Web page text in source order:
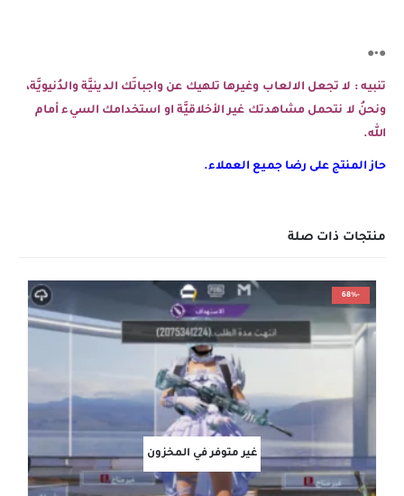
●•●
تنبيه : لا تجعل الالعاب وغيرها تلهيك عن واجباتَك الدينيَّة والدُنيويَّة،
ونحنُ لا نتحمل مشاهدتك غير الأخلاقيَّة او استخدامك السيء أمام
الله.
حاز المنتج على رضا جميع العملاء.
منتجات ذات صلة
-68%
غير متوفر في المخزون